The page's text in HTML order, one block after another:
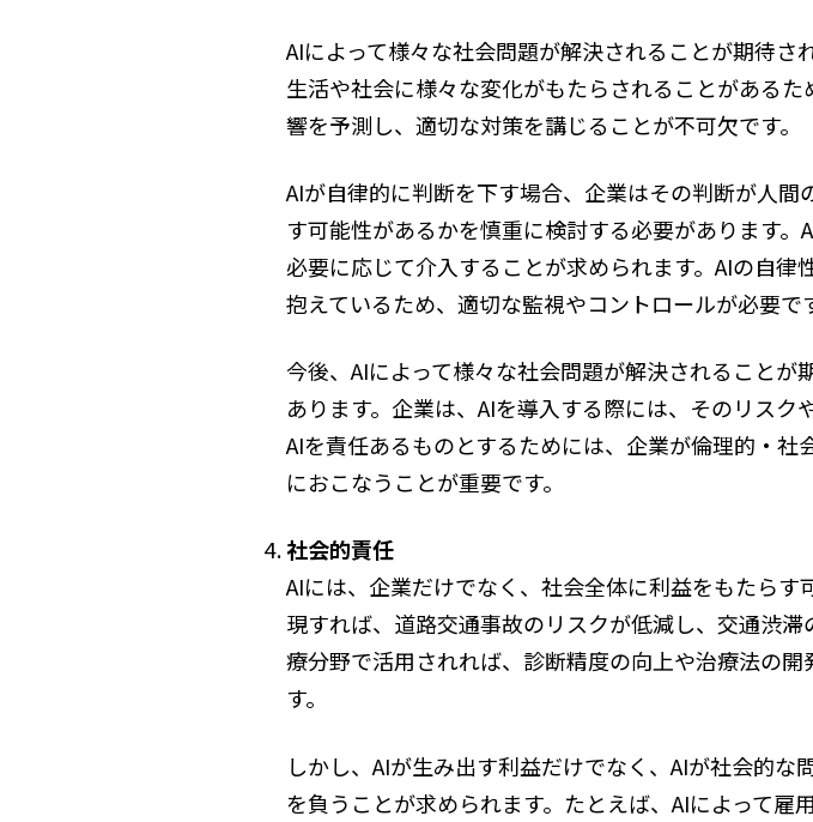
AIによって様々な社会問題が解決されることが期待
生活や社会に様々な変化がもたらされることがある
響を予測し、適切な対策を講じることが不可欠です。
AIが自律的に判断を下す場合、企業はその判断が人
す可能性があるかを慎重に検討する必要があります。
必要に応じて介入することが求められます。AIの自
抱えているため、適切な監視やコントロールが必要で
今後、AIによって様々な社会問題が解決されること
あります。企業は、AIを導入する際には、そのリスク
AIを責任あるものとするためには、企業が倫理的・
におこなうことが重要です。
社会的責任
AIには、企業だけでなく、社会全体に利益をもたら
現すれば、道路交通事故のリスクが低減し、交通渋
療分野で活用されれば、診断精度の向上や治療法の
す。
しかし、AIが生み出す利益だけでなく、AIが社会的
を負うことが求められます。たとえば、AIによって